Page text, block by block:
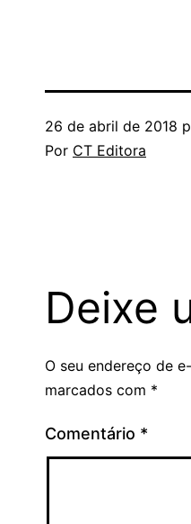
26 de abril de 2018
Por CT Editora
Deixe
O seu endereço de
marcados com *
Comentário *